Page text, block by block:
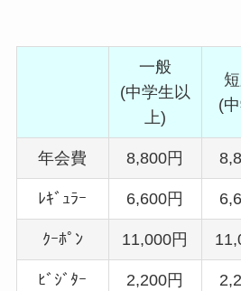
一般
(中学生以
上)
(
年会費 8,800円
ﾚｷﾞｭﾗｰ 6,600円
ｸｰﾎﾟﾝ 11,000円
ﾋﾞｼﾞﾀｰ 2,200円